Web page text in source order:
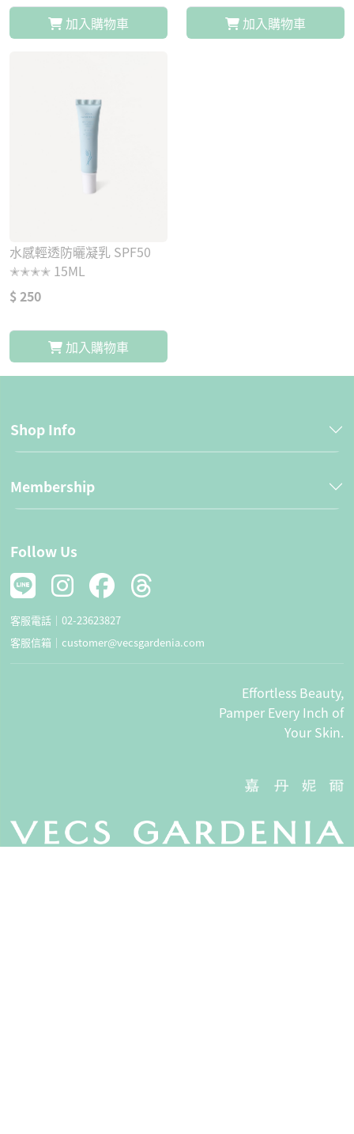
加入購物車 加入購物車
水感輕透防曬凝乳 SPF50
✭✭✭✭ 15ML
$ 250
加入購物車
Shop Info
Membership
Follow Us
客服電話｜ 02-23623827
客服信箱｜ customer@vecsgardenia.com
Effortless Beauty,
Pamper Every Inch of
Your Skin.